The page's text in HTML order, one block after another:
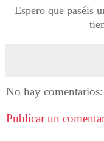
Espero que paséis
No hay comentarios:
Publicar un